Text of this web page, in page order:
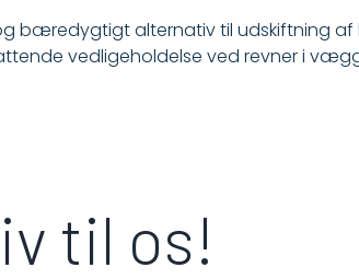
bæredygtigt alternativ til udskiftning
vedligeholdelse ved revner i
til os!